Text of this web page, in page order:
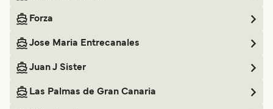
Forza
Jose Maria Entrecanales
Juan J Sister
Las Palmas de Gran Canaria